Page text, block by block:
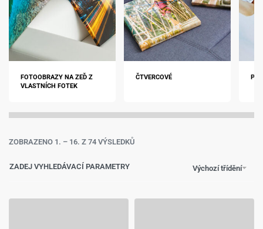
FOTOOBRAZY NA ZEĎ Z
VLASTNÍCH FOTEK
ČTVERCOVÉ
ZOBRAZENO 1. – 16. Z 74 VÝSLEDKŮ
Výchozí třídění
ZADEJ VYHLEDÁVACÍ PARAMETRY